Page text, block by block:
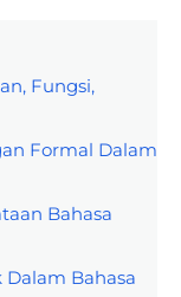
Fungsi,
Formal Dalam
Bahasa
Bahasa